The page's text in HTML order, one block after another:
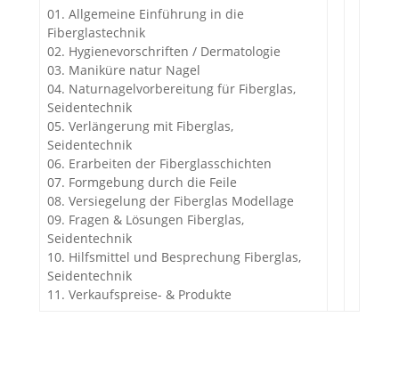
01. Allgemeine Einführung in die
Fiberglastechnik
02. Hygienevorschriften / Dermatologie
03. Maniküre natur Nagel
04. Naturnagelvorbereitung für Fiberglas,
Seidentechnik
05. Verlängerung mit Fiberglas,
Seidentechnik
06. Erarbeiten der Fiberglasschichten
07. Formgebung durch die Feile
08. Versiegelung der Fiberglas Modellage
09. Fragen & Lösungen Fiberglas,
Seidentechnik
10. Hilfsmittel und Besprechung Fiberglas,
Seidentechnik
11. Verkaufspreise- & Produkte